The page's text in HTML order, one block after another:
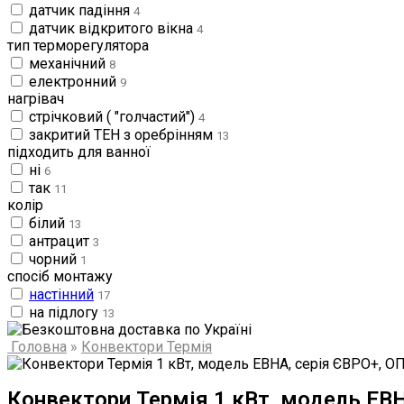
датчик падіння 4
датчик відкритого вікна 4
тип терморегулятора
механічний 8
електронний 9
нагрівач
стрічковий ( "голчастий") 4
закритий ТЕН з оребрінням 13
підходить для ванної
ні 6
так 11
колір
білий 13
антрацит 3
чорний 1
спосіб монтажу
настінний 17
на підлогу 13
Головна » Конвектори Термія